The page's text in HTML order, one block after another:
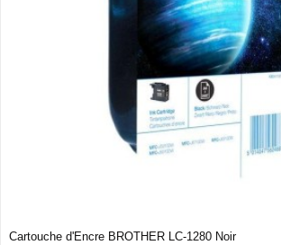
Cartouche d'Encre BROTHER LC-1280 Noir